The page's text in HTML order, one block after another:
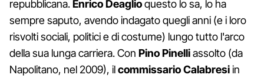
repubblicana.Enrico Deaglioquesto lo sa, lo ha
sempre saputo, avendo indagato quegli anni (e i loro
risvolti sociali, politici e di costume) lungo tutto l'arco
della sua lunga carriera. Con Pino Pinelliassolto (da
Napolitano, nel 2009), ilcommissario Calabresiin